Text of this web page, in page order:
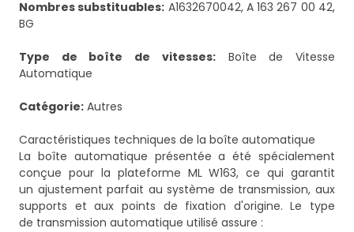
Nombres substituables: A1632670042, A 163 267 00 42,
BG
Type de boîte de vitesses:Boîte de Vitesse
Automatique
Catégorie: Autres
Caractéristiques techniques de la boîte automatique
La boîte automatique présentée a été spécialement
conçue pour la plateforme ML W163, ce qui garantit
un ajustement parfait au système de transmission, aux
supports et aux points de fixation d'origine. Le type
de transmission automatique utilisé assure :